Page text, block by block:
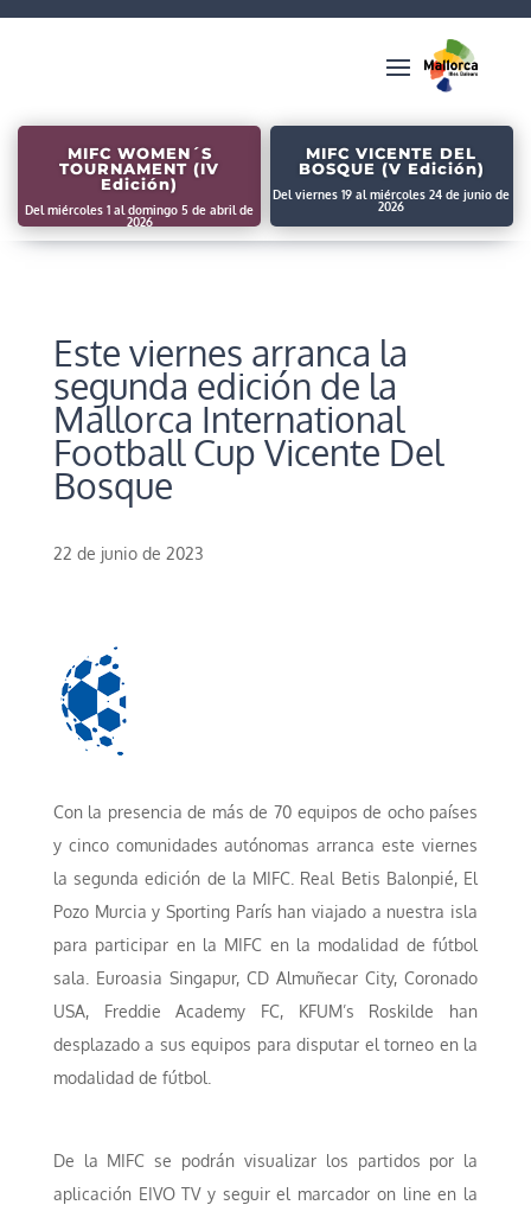
MIFC WOMEN´S
TOURNAMENT (IV
Edición)
Del miércoles 1 al domingo 5 de abril de
2026
MIFC VICENTE DEL
BOSQUE (V Edición)
Del viernes 19 al miércoles 24 de junio de
2026
Este viernes arranca la
segunda edición de la
Mallorca International
Football Cup Vicente Del
Bosque
22 de junio de 2023
Con la presencia de más de 70 equipos de ocho países
y cinco comunidades autónomas arranca este viernes
la segunda edición de la MIFC. Real Betis Balonpié, El
Pozo Murcia y Sporting París han viajado a nuestra isla
para participar en la MIFC en la modalidad de fútbol
sala. Euroasia Singapur, CD Almuñecar City, Coronado
USA, Freddie Academy FC, KFUM’s Roskilde han
desplazado a sus equipos para disputar el torneo en la
modalidad de fútbol.
De la MIFC se podrán visualizar los partidos por la
aplicación EIVO TV y seguir el marcador on line en la